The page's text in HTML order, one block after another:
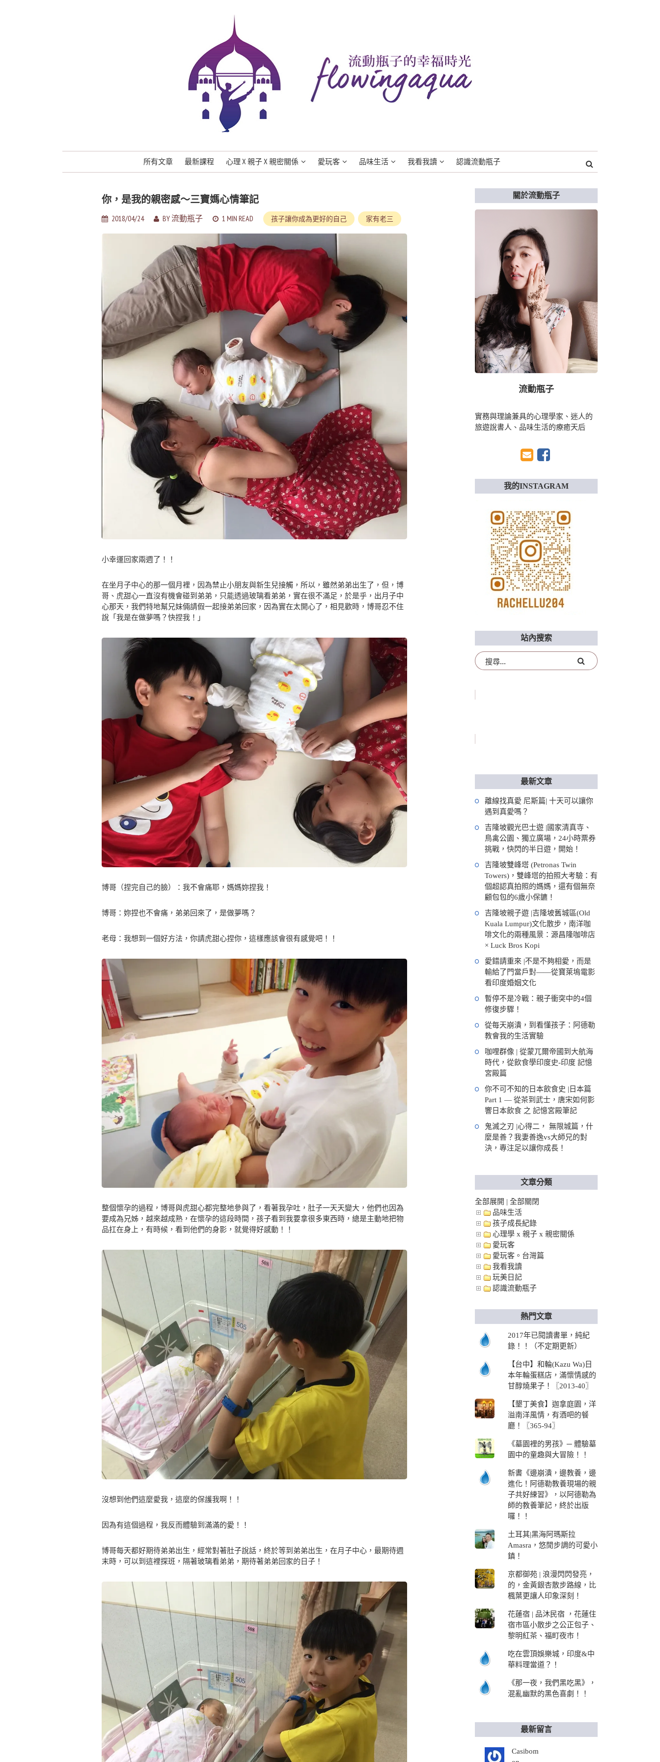
所有文章 最新課程 心理 X 親子 X 親密關係 愛玩客 品味生活 我看我讀 認識流動瓶子
你，是我的親密感～三寶媽心情筆記
2018/04/24 BY流動瓶子 1 MIN READ 孩子讓你成為更好的自己 家有老三
小幸運回家兩週了！！
在坐月子中心的那一個月裡，因為禁止小朋友與新生兒接觸，所以，雖然弟弟出生了，但，博
哥、虎甜心一直沒有機會碰到弟弟，只能透過玻璃看弟弟，實在很不滿足，於是乎，出月子中
心那天，我們特地幫兄妹倆請假一起接弟弟回家，因為實在太開心了，相見歡時，博哥忍不住
說「我是在做夢嗎？快捏我！」
博哥（捏完自己的臉）：我不會痛耶，媽媽妳捏我！
博哥：妳捏也不會痛，弟弟回來了，是做夢嗎？
老母：我想到一個好方法，你請虎甜心捏你，這樣應該會很有感覺吧！！
整個懷孕的過程，博哥與虎甜心都完整地參與了，看著我孕吐，肚子一天天變大，他們也因為
要成為兄姊，越來越成熟，在懷孕的這段時間，孩子看到我要拿很多東西時，總是主動地把物
品扛在身上，有時候，看到他們的身影，就覺得好感動！！
沒想到他們這麼愛我，這麼的保護我啊！！
因為有這個過程，我反而體驗到滿滿的愛！！
博哥每天都好期待弟弟出生，經常對著肚子說話，終於等到弟弟出生，在月子中心，最期待週
末時，可以到這裡探班，隔著玻璃看弟弟，期待著弟弟回家的日子！
關於流動瓶子
流動瓶子
實務與理論兼具的心理學家、迷人的
旅遊說書人、品味生活的療癒天后
我的INSTAGRAM
站內搜索
最新文章
離線找真愛 尼斯篇| 十天可以讓你
遇到真愛嗎？
吉隆坡觀光巴士遊 |國家清真寺、
鳥禽公園、獨立廣場，24小時票券
挑戰，快閃的半日遊，開始！
吉隆坡雙峰塔 (Petronas Twin
Towers)，雙峰塔的拍照大考驗：有
個超認真拍照的媽媽，還有個無奈
顧包包的6歲小保鑣！
吉隆坡親子遊 |吉隆坡舊城區(Old
Kuala Lumpur)文化散步，南洋咖
啡文化的兩種風景：源昌隆咖啡店
× Luck Bros Kopi
愛錯請重來 |不是不夠相愛，而是
輸給了門當戶對——從寶萊塢電影
看印度婚姻文化
暫停不是冷戰：親子衝突中的4個
修復步驟！
從每天崩潰，到看懂孩子：阿德勒
教會我的生活實驗
咖哩群像 | 從蒙兀爾帝國到大航海
時代，從飲食學印度史-印度 記憶
宮殿篇
你不可不知的日本飲食史 |日本篇
Part 1 — 從茶到武士，唐宋如何影
響日本飲食 之 記憶宮殿筆記
鬼滅之刃 |心得二， 無限城篇，什
麼是善？我妻善逸vs大師兄的對
決，專注足以讓你成長！
文章分類
全部展開 | 全部關閉
品味生活
孩子成長紀錄
心理學 x 親子 x 親密關係
愛玩客
愛玩客。台灣篇
我看我讀
玩美日記
認識流動瓶子
熱門文章
2017年已閱讀書單，純紀
錄！！（不定期更新）
【台中】和輪(Kazu Wa)日
本年輪蛋糕店，滿懷情感的
甘醇燒果子！〖2013-40〗
【墾丁美食】迦拿庭園，洋
溢南洋風情，有酒吧的餐
廳！〖365-94〗
《墓園裡的男孩》─ 體驗墓
園中的童趣與大冒險！！
新書《邊崩潰，邊教養，邊
進化！阿德勒教養現場的親
子共好練習》，以阿德勒為
師的教養筆記，終於出版
囉！！
土耳其|黑海阿瑪斯拉
Amasra，悠閒步調的可愛小
鎮！
京都御苑 | 浪漫閃閃發亮，
的，金黃銀杏散步路線，比
楓葉更讓人印象深刻！
花蓮宿 | 品沐民宿 ，花蓮住
宿市區小散步之公正包子、
黎明紅茶、福町夜市！
吃在雲頂娛樂城，印度&中
華料理當道？！
《那一夜，我們黑吃黑》，
混亂幽默的黑色喜劇！！
最新留言
Casibom